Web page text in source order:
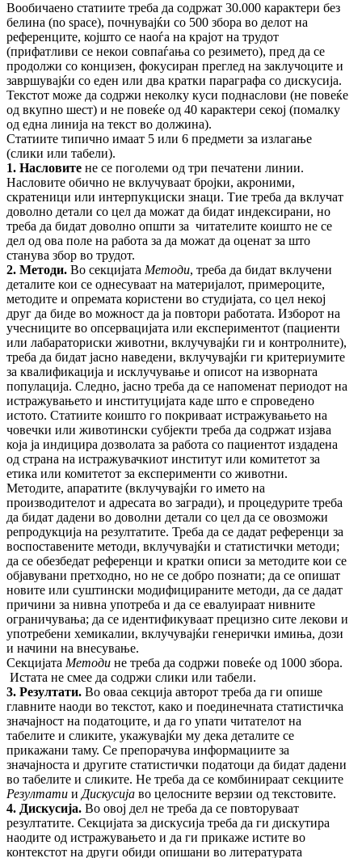
Вообичаено статиите треба да содржат 30.000 карактери без
белина (no space), почнувајќи со 500 збора во делот на
референците, којшто се наоѓа на крајот на трудот
(прифатливи се некои совпаѓања со резимето), пред да се
продолжи со концизен, фокусиран преглед на заклучоците и
завршувајќи со еден или два кратки параграфа со дискусија.
Текстот може да содржи неколку куси поднаслови (не повеќе
од вкупно шест) и не повеќе од 40 карактери секој (помалку
од една линија на текст во должина).
Статиите типично имаат 5 или 6 предмети за излагање
(слики или табели).
1. Насловите не се поголеми од три печатени линии.
Насловите обично не вклучуваат бројки, акроними,
скратеници или интерпукциски знаци. Тие треба да вклучат
доволно детали со цел да можат да бидат индексирани, но
треба да бидат доволно општи за читателите коишто не се
дел од ова поле на работа за да можат да оценат за што
станува збор во трудот.
2. Методи. Во секцијата Методи, треба да бидат вклучени
деталите кои се однесуваат на материјалот, примероците,
методите и опремата користени во студијата, со цел некој
друг да биде во можност да ја повтори работата. Изборот на
учесниците во опсервацијата или експериментот (пациенти
или лабараториски животни, вклучувајќи ги и контролните),
треба да бидат јасно наведени, вклучувајќи ги критериумите
за квалификација и исклучување и описот на изворната
популација. Следно, јасно треба да се напоменат периодот на
истражувањето и институцијата каде што е спроведено
истото. Статиите коишто го покриваат истражувањето на
човечки или животински субјекти треба да содржат изјава
која ја индицира дозволата за работа со пациентот издадена
од страна на истражувачкиот институт или комитетот за
етика или комитетот за експерименти со животни.
Методите, апаратите (вклучувајќи го името на
производителот и адресата во загради), и процедурите треба
да бидат дадени во доволни детали со цел да се овозможи
репродукција на резултатите. Треба да се дадат референци за
воспоставените методи, вклучувајќи и статистички методи;
да се обезбедат референци и кратки описи за методите кои се
објавувани претходно, но не се добро познати; да се опишат
новите или суштински модифицираните методи, да се дадат
причини за нивна употреба и да се евалуираат нивните
ограничувања; да се идентификуваат прецизно сите лекови и
употребени хемикалии, вклучувајќи генерички имиња, дози
и начини на внесување.
Секцијата Методи не треба да содржи повеќе од 1000 збора.
Истата не смее да содржи слики или табели.
3. Резултати. Во оваа секција авторот треба да ги опише
главните наоди во текстот, како и поединечната статистичка
значајност на податоците, и да го упати читателот на
табелите и сликите, укажувајќи му дека деталите се
прикажани таму. Се препорачува информациите за
значајноста и другите статистички податоци да бидат дадени
во табелите и сликите. Не треба да се комбинираат секциите
Резултати и Дискусија во целосните верзии од текстовите.
4. Дискусија. Во овој дел не треба да се повторуваат
резултатите. Секцијата за дискусија треба да ги дискутира
наодите од истражувањето и да ги прикаже истите во
контекстот на други обиди опишани во литературата